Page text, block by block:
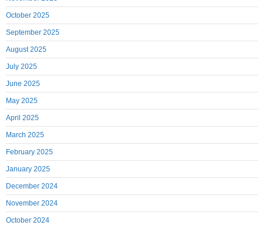
October 2025
September 2025
August 2025
July 2025
June 2025
May 2025
April 2025
March 2025
February 2025
January 2025
December 2024
November 2024
October 2024